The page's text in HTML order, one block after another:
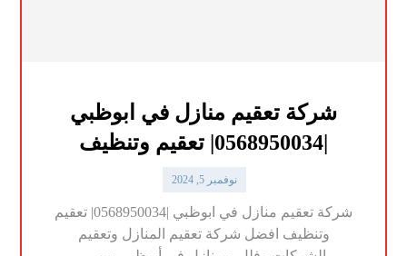
شركة تعقيم منازل في ابوظبي
نوفمبر 5, 2024
شركة تعقيم منازل في ابوظبي |0568950034| تعقيم
وتنظيف افضل شركة تعقيم المنازل وتعقيم